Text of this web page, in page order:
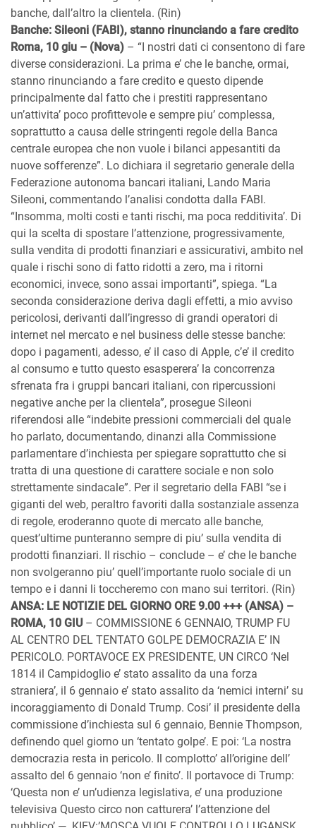
banche, dall’altro la clientela. (Rin)
Banche: Sileoni (FABI), stanno rinunciando a fare credito
Roma, 10 giu – (Nova) – “I nostri dati ci consentono di fare
diverse considerazioni. La prima e’ che le banche, ormai,
stanno rinunciando a fare credito e questo dipende
principalmente dal fatto che i prestiti rappresentano
un’attivita’ poco profittevole e sempre piu’ complessa,
soprattutto a causa delle stringenti regole della Banca
centrale europea che non vuole i bilanci appesantiti da
nuove sofferenze”. Lo dichiara il segretario generale della
Federazione autonoma bancari italiani, Lando Maria
Sileoni, commentando l’analisi condotta dalla FABI.
“Insomma, molti costi e tanti rischi, ma poca redditivita’. Di
qui la scelta di spostare l’attenzione, progressivamente,
sulla vendita di prodotti finanziari e assicurativi, ambito nel
quale i rischi sono di fatto ridotti a zero, ma i ritorni
economici, invece, sono assai importanti”, spiega. “La
seconda considerazione deriva dagli effetti, a mio avviso
pericolosi, derivanti dall’ingresso di grandi operatori di
internet nel mercato e nel business delle stesse banche:
dopo i pagamenti, adesso, e’ il caso di Apple, c’e’ il credito
al consumo e tutto questo esasperera’ la concorrenza
sfrenata fra i gruppi bancari italiani, con ripercussioni
negative anche per la clientela”, prosegue Sileoni
riferendosi alle “indebite pressioni commerciali del quale
ho parlato, documentando, dinanzi alla Commissione
parlamentare d’inchiesta per spiegare soprattutto che si
tratta di una questione di carattere sociale e non solo
strettamente sindacale”. Per il segretario della FABI “se i
giganti del web, peraltro favoriti dalla sostanziale assenza
di regole, eroderanno quote di mercato alle banche,
quest’ultime punteranno sempre di piu’ sulla vendita di
prodotti finanziari. Il rischio – conclude – e’ che le banche
non svolgeranno piu’ quell’importante ruolo sociale di un
tempo e i danni li toccheremo con mano sui territori. (Rin)
ANSA: LE NOTIZIE DEL GIORNO ORE 9.00 +++ (ANSA) –
ROMA, 10 GIU– COMMISSIONE 6 GENNAIO, TRUMP FU
AL CENTRO DEL TENTATO GOLPE DEMOCRAZIA E’ IN
PERICOLO. PORTAVOCE EX PRESIDENTE, UN CIRCO ‘Nel
1814 il Campidoglio e’ stato assalito da una forza
straniera’, il 6 gennaio e’ stato assalito da ‘nemici interni’ su
incoraggiamento di Donald Trump. Cosi’ il presidente della
commissione d’inchiesta sul 6 gennaio, Bennie Thompson,
definendo quel giorno un ‘tentato golpe’. E poi: ‘La nostra
democrazia resta in pericolo. Il complotto’ all’origine dell’
assalto del 6 gennaio ‘non e’ finito’. Il portavoce di Trump:
‘Questa non e’ un’udienza legislativa, e’ una produzione
televisiva Questo circo non catturera’ l’attenzione del